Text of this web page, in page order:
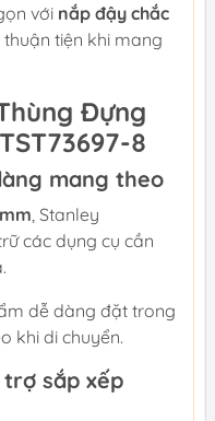
với nắp đậy chắc
thuận tiện khi mang
Đựng
8
mang theo
, Stanley
các dụng cụ cần
dễ dàng đặt trong
khi di chuyển.
sắp xếp